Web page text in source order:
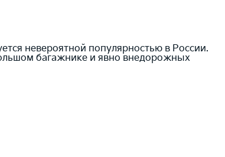
невероятной популярностью в России.
багажнике и явно внедорожных